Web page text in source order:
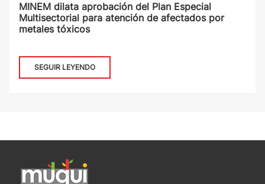
MINEM dilata aprobación del Plan Especial
Multisectorial para atención de afectados por
metales tóxicos
SEGUIR LEYENDO